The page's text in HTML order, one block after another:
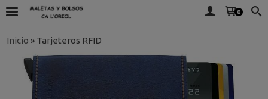
0
Inicio » Tarjeteros RFID